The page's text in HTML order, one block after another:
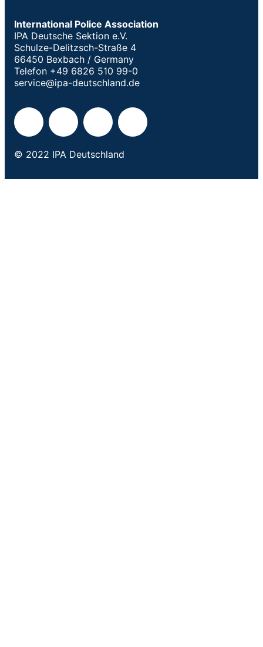
International Police Association
IPA Deutsche Sektion e.V.
Schulze-Delitzsch-Straße 4
66450 Bexbach / Germany
Telefon +49 6826 510 99-0
service@ipa-deutschland.de
© 2022 IPA Deutschland